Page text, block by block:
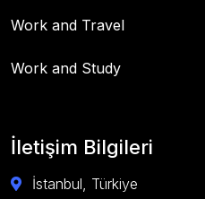
Work and Travel
Work and Study
İletişim Bilgileri
İstanbul, Türkiye